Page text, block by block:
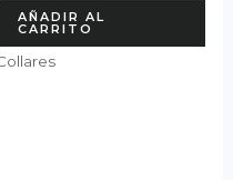
AÑADIR AL
CARRITO